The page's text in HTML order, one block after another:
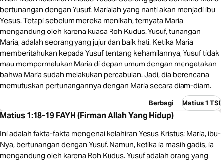
bertunangan dengan Yusuf. Marialah yang nanti akan menjadi ibu
Yesus. Tetapi sebelum mereka menikah, ternyata Maria
mengandung oleh karena kuasa Roh Kudus. Yusuf, tunangan
Maria, adalah seorang yang jujur dan baik hati. Ketika Maria
memberitahukan kepada Yusuf tentang kehamilannya, Yusuf tidak
mau mempermalukan Maria di depan umum dengan mengatakan
bahwa Maria sudah melakukan percabulan. Jadi, dia berencana
memutuskan pertunangannya dengan Maria secara diam-diam.
Berbagi Matius 1 TSI
Matius 1:18-19 FAYH (Firman Allah Yang Hidup)
Ini adalah fakta-fakta mengenai kelahiran Yesus Kristus: Maria, ibu-
Nya, bertunangan dengan Yusuf. Namun, ketika ia masih gadis, ia
mengandung oleh karena Roh Kudus. Yusuf adalah orang yang